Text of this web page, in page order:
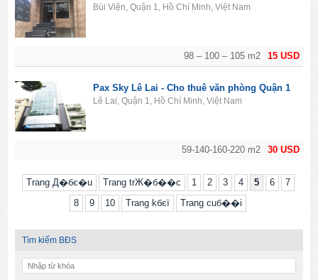
15 USD
98 – 100 – 105 m2
Bùi Viện, Quận 1, Hồ Chí Minh, Việt Nam
30 USD
59-140-160-220 m2
Pax Sky Lê Lai - Cho thuê văn phòng Quận 1
Lê Lai, Quận 1, Hồ Chí Minh, Việt Nam
Trang Д�бє�u Trang trЖ�б��c 1 2 3 4 5 6
7
8
9 10 Trang kбєї Trang cuб��i
Tìm kiếm BĐS